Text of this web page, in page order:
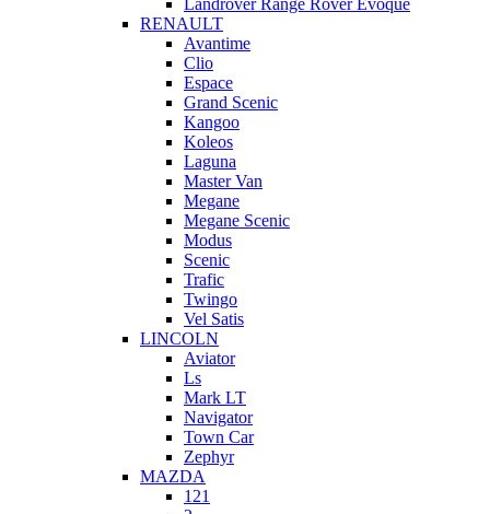
Landrover Range Rover Evoque
RENAULT
Avantime
Clio
Espace
Grand Scenic
Kangoo
Koleos
Laguna
Master Van
Megane
Megane Scenic
Modus
Scenic
Trafic
Twingo
Vel Satis
LINCOLN
Aviator
Ls
Mark LT
Navigator
Town Car
Zephyr
MAZDA
121